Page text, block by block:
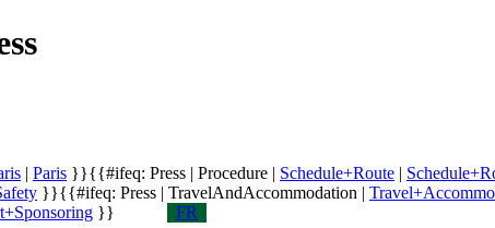
| Paris }}{{#ifeq: Press | Procedure | Schedule+Route |
}}{{#ifeq: Press | TravelAndAccommodation |
}} FR